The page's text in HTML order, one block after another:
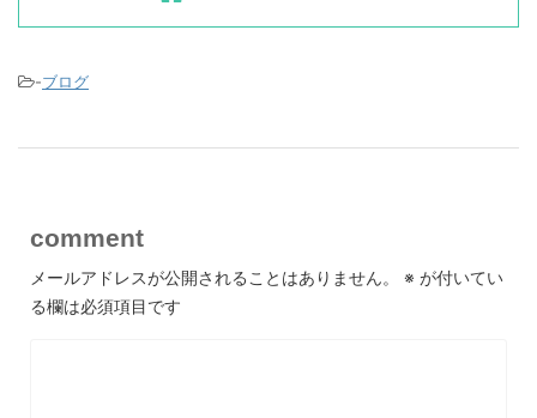
-ブログ
comment
メールアドレスが公開されることはありません。 ※ が付いてい
る欄は必須項目です